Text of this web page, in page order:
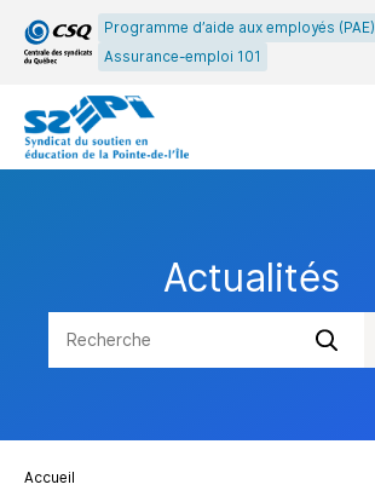
Passer
au
menu
principal
Passer
au
contenu
Programme d’aide aux employés (PAE)
Assurance-emploi 101
Actualités
Accueil